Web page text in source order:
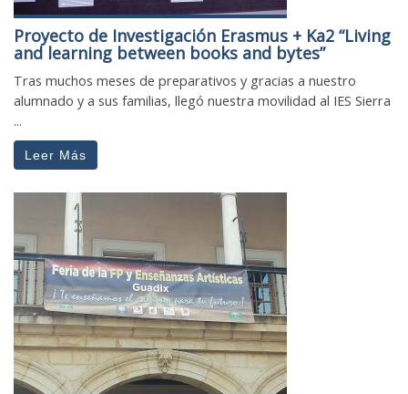
Proyecto de Investigación Erasmus + Ka2 “Living
and learning between books and bytes”
Tras muchos meses de preparativos y gracias a nuestro
alumnado y a sus familias, llegó nuestra movilidad al IES Sierra
...
Leer Más